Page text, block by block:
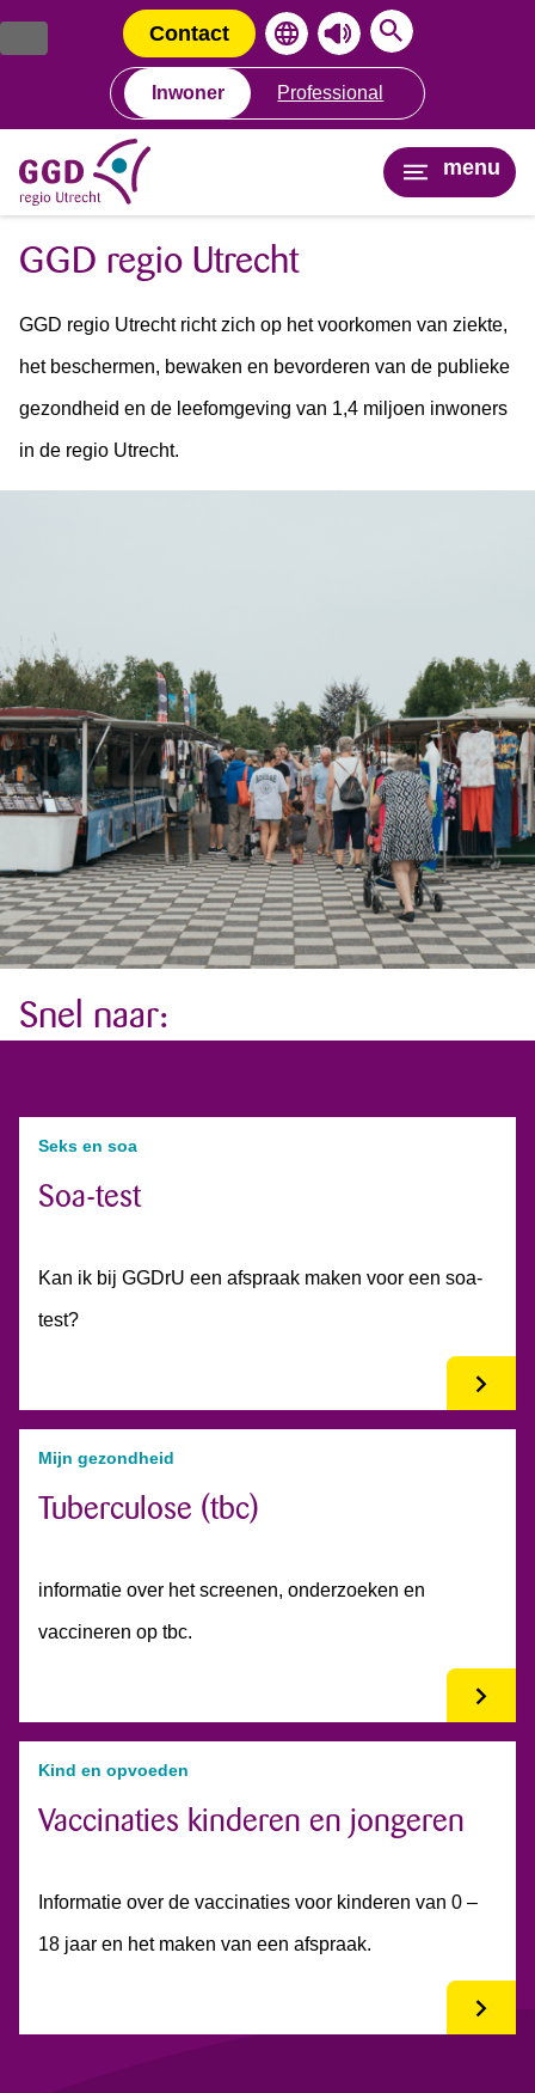
naar
de
naar
de
Contact
Inwoner Professional
menu
GGD regio Utrecht
GGD regio Utrecht richt zich op het voorkomen van ziekte,
het beschermen, bewaken en bevorderen van de publieke
gezondheid en de leefomgeving van 1,4 miljoen inwoners
in de regio Utrecht.
Snel naar:
Seks en soa
Soa-test
Kan ik bij GGDrU een afspraak maken voor een soa-
test?
Mijn gezondheid
Tuberculose (tbc)
informatie over het screenen, onderzoeken en
vaccineren op tbc.
Kind en opvoeden
Vaccinaties kinderen en jongeren
Informatie over de vaccinaties voor kinderen van 0 –
18 jaar en het maken van een afspraak.